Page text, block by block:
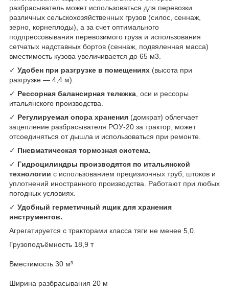
разбрасыватель может использоваться для перевозки
различных сельскохозяйственных грузов (силос, сеннаж,
зерно, корнеплоды), а за счет оптимального
подпрессовывания перевозимого груза и использования
сетчатых надставных бортов (сеннаж, подвяленная масса)
вместимость кузова увеличивается до 65 м3
✓ Удобен при разгрузке в помещениях (высота при
разгрузке — 4,4 м).
✓ Рессорная балансирная тележка , оси и рессоры
итальянского производства.
✓ Регулируемая опора хранения (домкрат) облегчает
зацепление разбрасывателя РОУ-20 за трактор, может
отсоединяться от дышла и использоваться при ремонте.
✓ Пневматическая тормозная система.
✓ Гидроцилиндры производятся по итальянской
технологии с использованием прецизионных труб, штоков и
уплотнений иностранного производства. Работают при любых
погодных условиях.
✓ Удобный герметичный ящик для хранения
инструментов.
Агрегатируется с тракторами класса тяги не менее 5,0.
Грузоподъёмность 18,9 т
Вместимость 30 м³
Ширина разбрасывания 20 м